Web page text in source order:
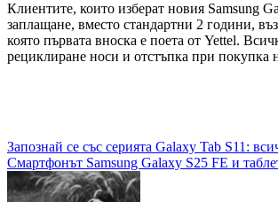
Клиентите, които изберат новия Samsung
заплащане, вместо стандартни 2 години,
която първата вноска е поета от Yettel.
рециклиране носи и отстъпка при покупка
Навигация
Запознай се със серията Galaxy Tab S11:
Смартфонът Samsung Galaxy S25 FE и